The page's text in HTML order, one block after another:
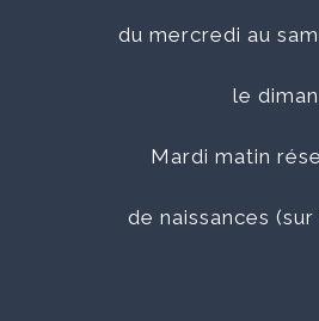
du mercredi au
le
Mardi matin
de naissances